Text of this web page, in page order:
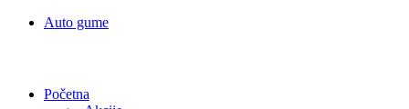
Auto gume
Početna